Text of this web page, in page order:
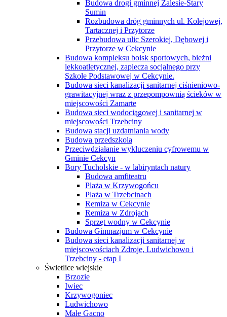
Budowa drogi gminnej Zalesie-Stary
Sumin
Rozbudowa dróg gminnych ul. Kolejowej,
Tartacznej i Przytorze
Przebudowa ulic Szerokiej, Dębowej i
Przytorze w Cekcynie
Budowa kompleksu boisk sportowych, bieżni
lekkoatletycznej, zaplecza socjalnego przy
Szkole Podstawowej w Cekcynie.
Budowa sieci kanalizacji sanitarnej ciśnieniowo-
grawitacyjnej wraz z przepompownią ścieków w
miejscowości Zamarte
Budowa sieci wodociągowej i sanitarnej w
miejscowości Trzebciny
Budowa stacji uzdatniania wody
Budowa przedszkola
Przeciwdziałanie wykluczeniu cyfrowemu w
Gminie Cekcyn
Bory Tucholskie - w labiryntach natury
Budowa amfiteatru
Plaża w Krzywogońcu
Plaża w Trzebcinach
Remiza w Cekcynie
Remiza w Zdrojach
Sprzęt wodny w Cekcynie
Budowa Gimnazjum w Cekcynie
Budowa sieci kanalizacji sanitarnej w
miejscowościach Zdroje, Ludwichowo i
Trzebciny - etap I
Świetlice wiejskie
Brzozie
Iwiec
Krzywogoniec
Ludwichowo
Małe Gacno